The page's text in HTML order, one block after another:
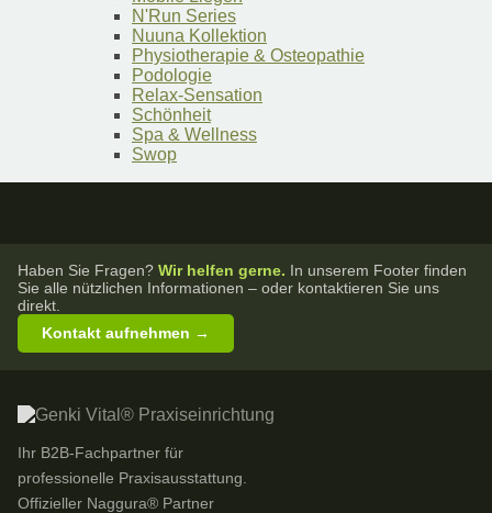
N'Run Series
Nuuna Kollektion
Physiotherapie & Osteopathie
Podologie
Relax-Sensation
Schönheit
Spa & Wellness
Swop
Haben Sie Fragen? Wir helfen gerne. In unserem Footer finden
Sie alle nützlichen Informationen – oder kontaktieren Sie uns
direkt.
Kontakt aufnehmen →
Ihr B2B-Fachpartner für
professionelle Praxisausstattung.
Offizieller Naggura® Partner